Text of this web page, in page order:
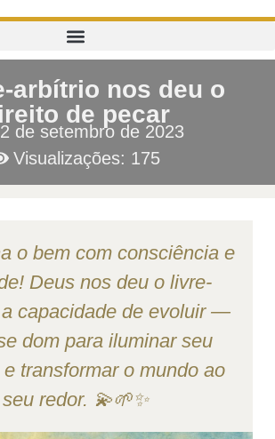
arbítrio nos deu o
de pecar
de setembro de 2023
Visualizações: 175
o bem com consciência e
Deus nos deu o livre-
capacidade de evoluir —
dom para iluminar seu
transformar o mundo ao
seu redor. 💫🌱✨